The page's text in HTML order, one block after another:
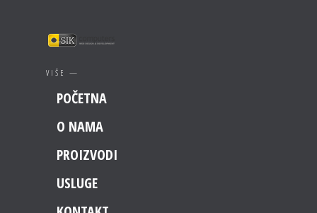
VIŠE —
POČETNA
O NAMA
PROIZVODI
USLUGE